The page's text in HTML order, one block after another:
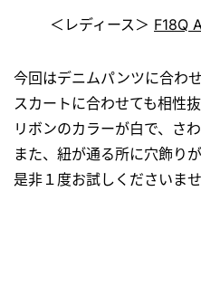
＜レディース＞ F18Q
今回はデニムパンツに合わ
スカートに合わせても相性抜
リボンのカラーが白で、さ
また、紐が通る所に穴飾り
是非１度お試しくださいませ